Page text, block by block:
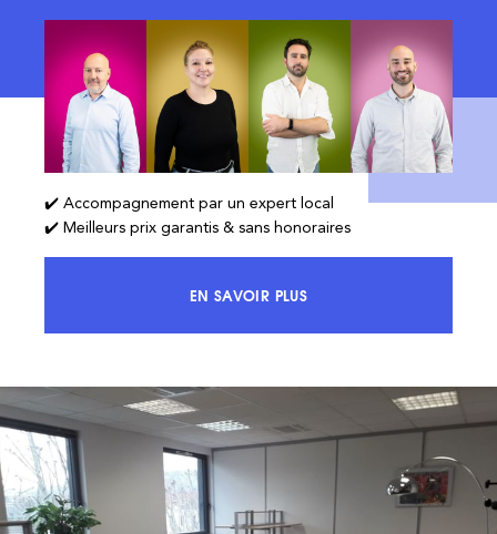
✔️ Accompagnement par un expert local
✔️ Meilleurs prix garantis & sans honoraires
EN SAVOIR PLUSACCÉDEZ À 100% DU MARCHÉ ET